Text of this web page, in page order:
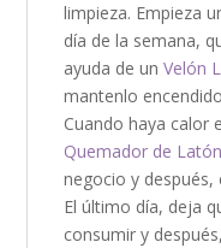
limpieza. Empieza
día de la semana,
ayuda de unVelón
mantenlo
Cuando haya calor
Quemador de Latón
negocio y
El último día, deja
consumir y